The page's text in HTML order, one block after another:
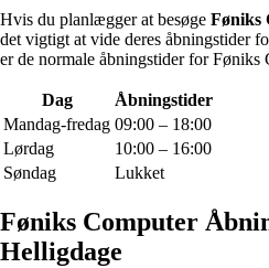
Hvis du planlægger at besøge Føniks
det vigtigt at vide deres åbningstider
er de normale åbningstider for Føniks
Dag
Åbningstider
Mandag-fredag 09:00 – 18:00
Lørdag
10:00 – 16:00
Søndag
Lukket
Føniks Computer
Helligdage